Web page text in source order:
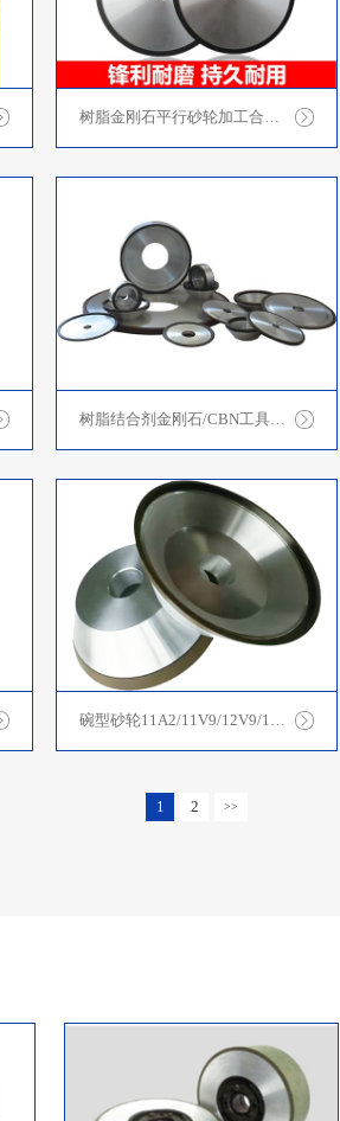
树脂金刚石平行砂轮加工合金 D100/125/150/180/200/250/300
树脂结合剂金刚石/CBN工具系列
碗型砂轮11A2/11V9/12V9/12A2
1 2